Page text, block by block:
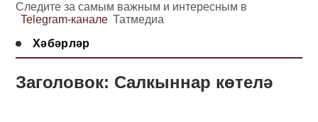
Следите за самым важным и интересным в
Telegram-канале Татмедиа
Хәбәрләр
Заголовок: Салкыннар көтелә